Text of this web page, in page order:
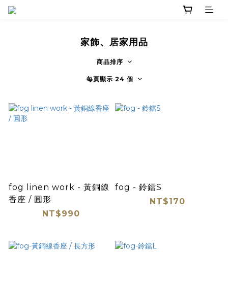
家飾、居家用品
商品排序
每頁顯示 24 個
fog linen work - 黃銅線
香座 / 圓形
NT$990
fog - 鈴鐺S
NT$170